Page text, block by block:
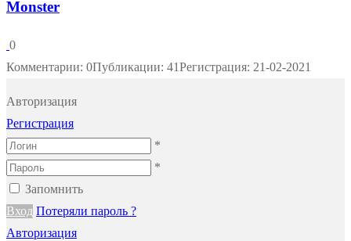
Monster
0
Комментарии: 0Публикации: 41Регистрация: 21-02-2021
Авторизация
Регистрация
*
*
Запомнить
Вход Потеряли пароль ?
Авторизация